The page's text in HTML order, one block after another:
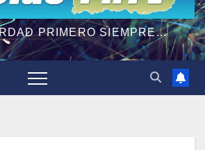
PRIMERO SIEMPRE...